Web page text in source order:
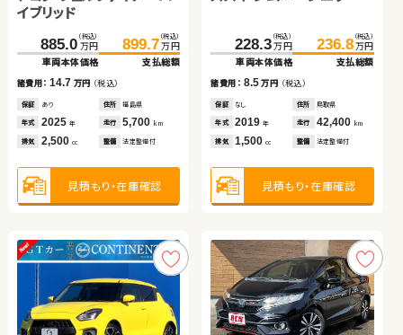
イブリッド
885.0 （税込）
万円
車両本体価格
899.7 （税込）
万円
支払総額
諸費用：14.7 万円 （税込）
保証 あり 住所 福島県
年式 2025 年 走行 5,700 km
排気 2,500 cc 整備 法定整備付
見積もり・在庫確認
228.3 （税込）
万円
車両本体価格
236.8 （税込）
万円
支払総額
諸費用： 8.5万円 （税込）
保証 なし 住所 鳥取県
年式 2019年 走行 42,400 km
排気 1,500cc 整備 法定整備付
見積もり・在庫確認
181.6 （税込）
万円
車両本体価格
194.3 （税込）
万円
支払総額
諸費用：12.7 万円 （税込）
保証 あり 住所 埼玉県
年式 2016 年 走行 28,700km
排気 1,800 cc 整備 なし
見積もり・在庫確認
269.7 （税込）
万円
車両本体価格
279.8 （税込）
万円
支払総額
諸費用： 10.1万円（税込）
保証 なし 住所 岡山県
年式 2017年 走行 20,500 km
排気 2,500cc 整備 法定整備付
見積もり・在庫確認
172.7万円
車両本体価格
189.9万円
諸費用：17.2万円（税込）
あり 岩手県
年式 2017年 走行
排気 2,000 整備 法定整備付
見積もり・在庫確認
306.8万円
319.9
諸費用：13.1万円（税込）
あり
年式 2021年 走行
排気 2,000 整備 法定整備付
見積もり・在庫確認